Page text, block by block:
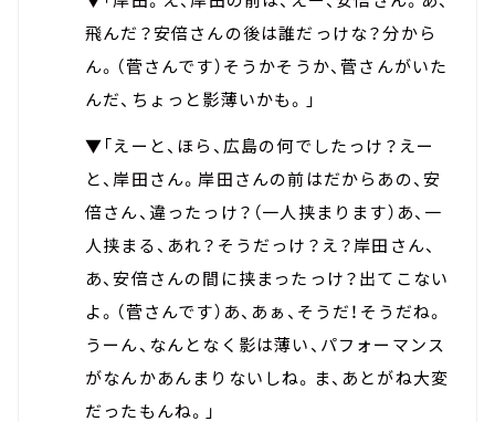
飛んだ？安倍さんの後は誰だっけな？分から
ん。（菅さんです）そうかそうか、菅さんがいた
んだ、ちょっと影薄いかも。」
▼「えーと、ほら、広島の何でしたっけ？えー
と、岸田さん。岸田さんの前はだからあの、安
倍さん、違ったっけ？（一人挟まります）あ、一
人挟まる、あれ？そうだっけ？え？岸田さん、
あ、安倍さんの間に挟まったっけ？出てこない
よ。（菅さんです）あ、あぁ、そうだ！そうだね。
うーん、なんとなく影は薄い、パフォーマンス
がなんかあんまりないしね。ま、あとがね大変
だったもんね。」